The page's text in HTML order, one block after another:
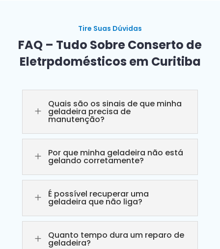
Tire Suas Dúvidas
FAQ – Tudo Sobre Conserto de
Eletrpdomésticos em Curitiba
L
Quais são os sinais de que minha
geladeira precisa de
manutenção?
L Por que minha geladeira não está
gelando corretamente?
L É possível recuperar uma
geladeira que não liga?
L Quanto tempo dura um reparo de
geladeira?